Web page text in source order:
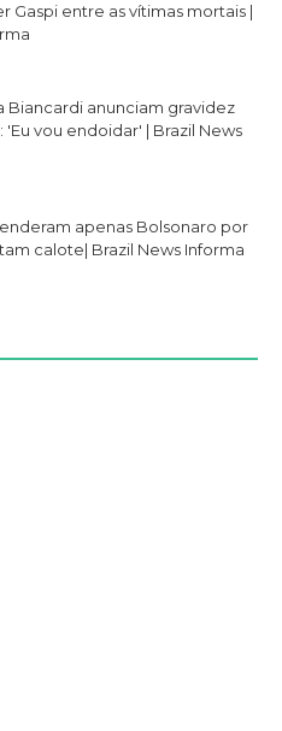
Gaspi entre as vítimas mortais |
Biancardi anunciam gravidez
vou endoidar' | Brazil News
apenas Bolsonaro por
calote| Brazil News Informa